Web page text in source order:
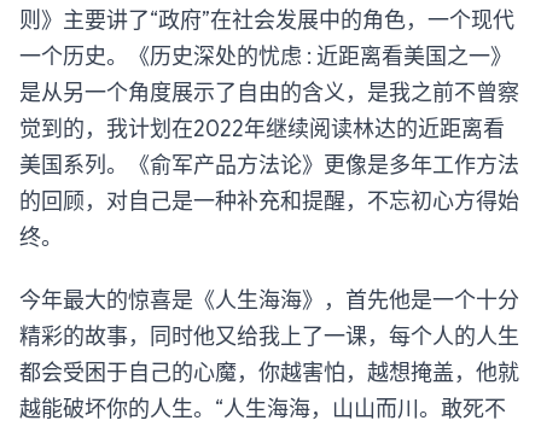
则》主要讲了“政府”在社会发展中的角色，一个现代
一个历史。《历史深处的忧虑 : 近距离看美国之一》
是从另一个角度展示了自由的含义，是我之前不曾察
觉到的，我计划在2022年继续阅读林达的近距离看
美国系列。《俞军产品方法论》更像是多年工作方法
的回顾，对自己是一种补充和提醒，不忘初心方得始
终。
今年最大的惊喜是《人生海海》，首先他是一个十分
精彩的故事，同时他又给我上了一课，每个人的人生
都会受困于自己的心魔，你越害怕，越想掩盖，他就
越能破坏你的人生。“人生海海，山山而川。敢死不